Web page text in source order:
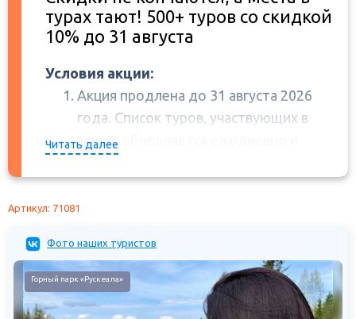
турах тают! 500+ туров со скидкой
10% до 31 августа
Условия акции:
Акция продлена до 31 августа 2026
года. Список туров, участвующих в
акции, обновляется ежедневно и
сокращения.
Цены в прайс-листах программ туров
применяются автоматически при
бронировании.
Скидки по дисконтным картам,
Читать далее
Артикул: 71081
Фото наших туристов
Горный парк «Рускеала»